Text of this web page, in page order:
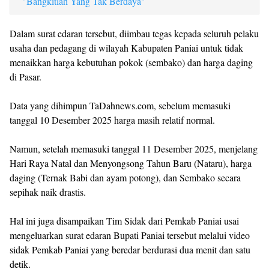
‎Dalam surat edaran tersebut, diimbau tegas kepada seluruh pelaku
usaha dan pedagang di wilayah Kabupaten Paniai untuk tidak
menaikkan harga kebutuhan pokok (sembako) dan harga daging
di Pasar.
‎Data yang dihimpun TaDahnews.com, sebelum memasuki
tanggal 10 Desember 2025 harga masih relatif normal.
‎Namun, setelah memasuki tanggal 11 Desember 2025, menjelang
Hari Raya Natal dan Menyongsong Tahun Baru (Nataru), harga
daging (Ternak Babi dan ayam potong), dan Sembako secara
sepihak naik drastis.
‎Hal ini juga disampaikan Tim Sidak dari Pemkab Paniai usai
mengeluarkan surat edaran Bupati Paniai tersebut melalui video
sidak Pemkab Paniai yang beredar berdurasi dua menit dan satu
detik.